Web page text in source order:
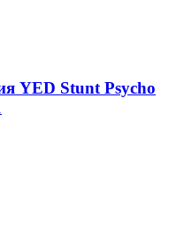
YED Stunt Psycho